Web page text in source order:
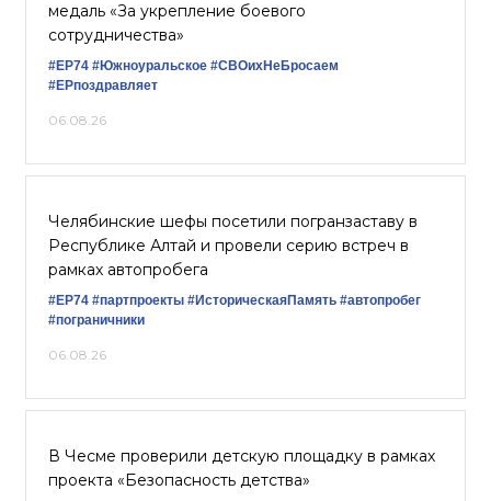
медаль «За укрепление боевого
сотрудничества»
#ЕР74 #Южноуральское #СВОихНеБросаем
#ЕРпоздравляет
06.08.26
Челябинские шефы посетили погранзаставу в
Республике Алтай и провели серию встреч в
рамках автопробега
#ЕР74 #партпроекты #ИсторическаяПамять #автопробег
#пограничники
06.08.26
В Чесме проверили детскую площадку в рамках
проекта «Безопасность детства»